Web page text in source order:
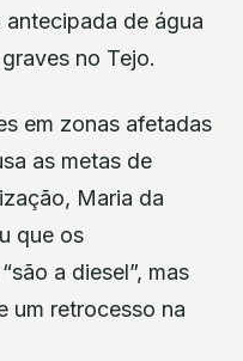
de água
no Tejo.
em zonas afetadas
as metas de
Maria da
que os
a diesel”, mas
um retrocesso na